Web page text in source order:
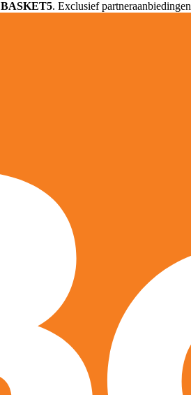
BASKET5. Exclusief partneraanbiedingen